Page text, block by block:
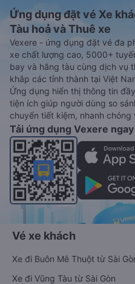
Ứng dụng đặt vé Xe
Tàu hoả và Thuê xe
Vexere - ứng dụng đặt vé đa
xe chất lượng cao, 5000+
bay và hãng tàu cùng dịch vụ
khắp các tỉnh thành tại Việt
Ứng dụng hiển thị thông tin
tiện ích giúp người dùng so
chuyển tiết kiệm, nhanh chóng
Tải ứng dụng Vexere ngay
Vé xe khách
Xe đi Buôn Mê Thuột từ Sài
Xe đi Vũng Tàu từ Sài Gòn